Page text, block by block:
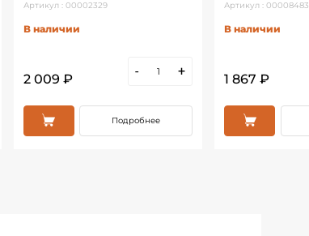
Артикул : 00002329
В наличии
2 009 ₽
- +
Подробнее
Артикул : 00008483
В наличии
1 867 ₽